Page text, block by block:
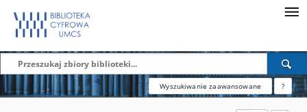
Wyszukiwanie zaawansowane ?